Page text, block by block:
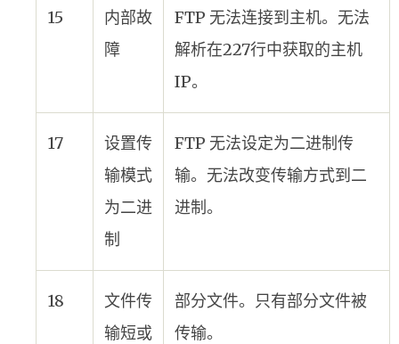
15
内部故
障
FTP 无法连接到主机。无法
解析在227行中获取的主机
IP。
17
设置传
输模式
为二进
制
FTP 无法设定为二进制传
输。无法改变传输方式到二
进制。
18
文件传
输短或
部分文件。只有部分文件被
传输。